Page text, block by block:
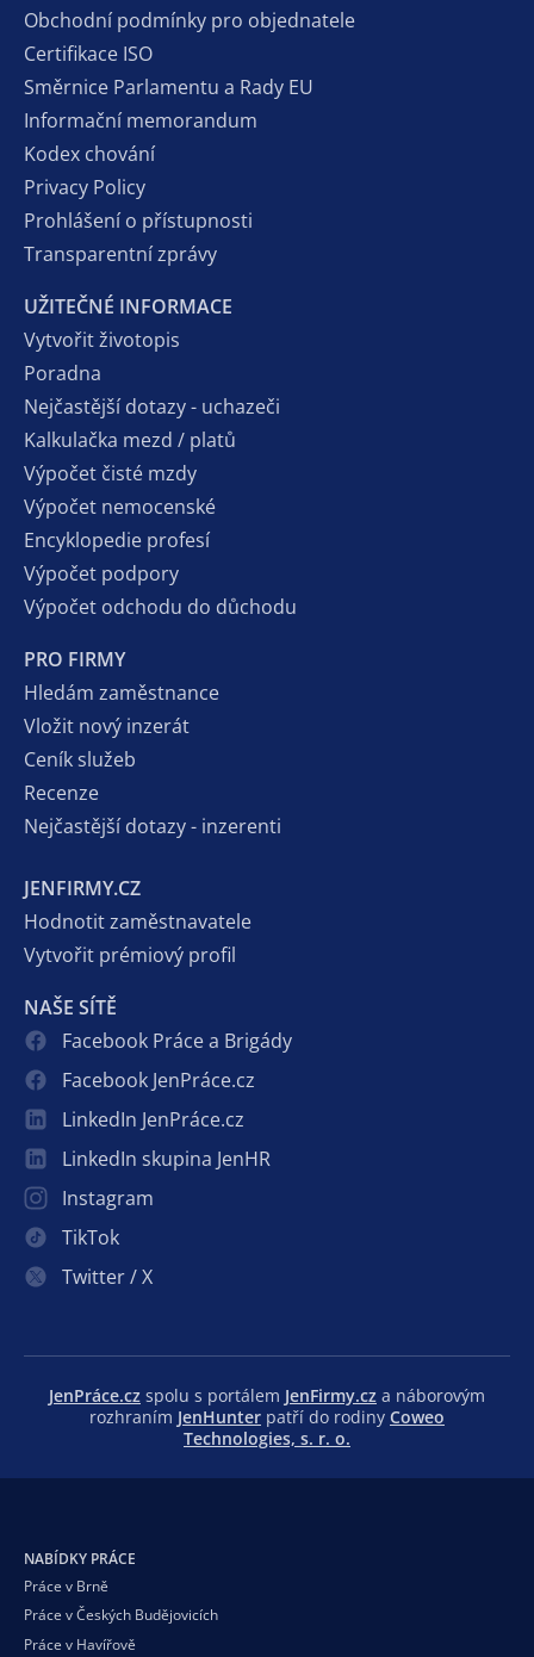
Obchodní podmínky pro objednatele
Certifikace ISO
Směrnice Parlamentu a Rady EU
Informační memorandum
Kodex chování
Privacy Policy
Prohlášení o přístupnosti
Transparentní zprávy
UŽITEČNÉ INFORMACE
Vytvořit životopis
Poradna
Nejčastější dotazy - uchazeči
Kalkulačka mezd / platů
Výpočet čisté mzdy
Výpočet nemocenské
Encyklopedie profesí
Výpočet podpory
Výpočet odchodu do důchodu
PRO FIRMY
Hledám zaměstnance
Vložit nový inzerát
Ceník služeb
Recenze
Nejčastější dotazy - inzerenti
JENFIRMY.CZ
Hodnotit zaměstnavatele
Vytvořit prémiový profil
NAŠE SÍTĚ
Facebook Práce a Brigády
Facebook JenPráce.cz
LinkedIn JenPráce.cz
LinkedIn skupina JenHR
Instagram
TikTok
Twitter / X
JenPráce.cz spolu s portálem JenFirmy.cz a náborovým
rozhraním JenHunter patří do rodiny Coweo
Technologies, s. r. o.
NABÍDKY PRÁCE
Práce v Brně
Práce v Českých Budějovicích
Práce v Havířově